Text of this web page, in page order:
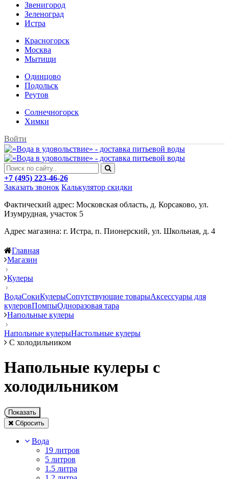
Звенигород
Зеленоград
Истра
Красногорск
Москва
Мытищи
Одинцово
Подольск
Реутов
Солнечногорск
Химки
Войти
+7 (495) 223-46-26
Заказать звонок Калькулятор скидки
Фактический адрес: Московская область, д. Корсаково, ул.
Изумрудная, участок 5
Адрес магазина: г. Истра, п. Пионерский, ул. Школьная, д. 4
Главная
Магазин
Кулеры
ВодаСокиКулерыСопутствующие товарыАксессуары для
кулеровПомпыОдноразовая тара
Напольные кулеры
Напольные кулерыНастольные кулеры
С холодильником
Напольные кулеры с
холодильником
Показать
Сбросить
Вода
19 литров
5 литров
1.5 литра